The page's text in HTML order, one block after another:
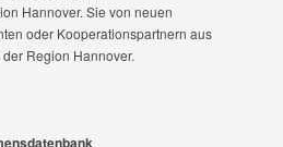
Hannover. Sie von neuen
oder Kooperationspartnern aus
Region Hannover.